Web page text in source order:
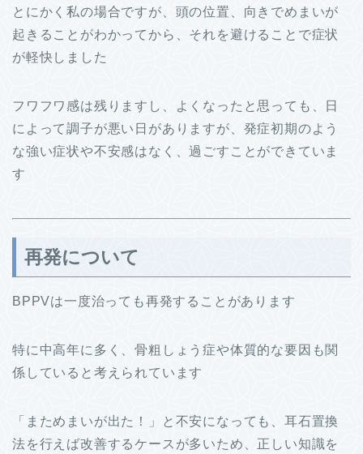
とにかく私の場合ですが、頭の位置、向きでめまいが
起きることがわかってから、それを避けることで症状
が軽快しました
フワフワ感は残りますし、よくなったと思っても、日
によって調子が悪い日がありますが、発症初期のよう
な強い症状や不安感はなく、過ごすことができていま
す
再発について
BPPVは一度治っても再発することがあります
特に中高年に多く、骨粗しょう症や体質的な要因も関
係していると考えられています
「まためまいが出た！」と不安になっても、耳石置換
法を行えば改善するケースが多いため、正しい知識を